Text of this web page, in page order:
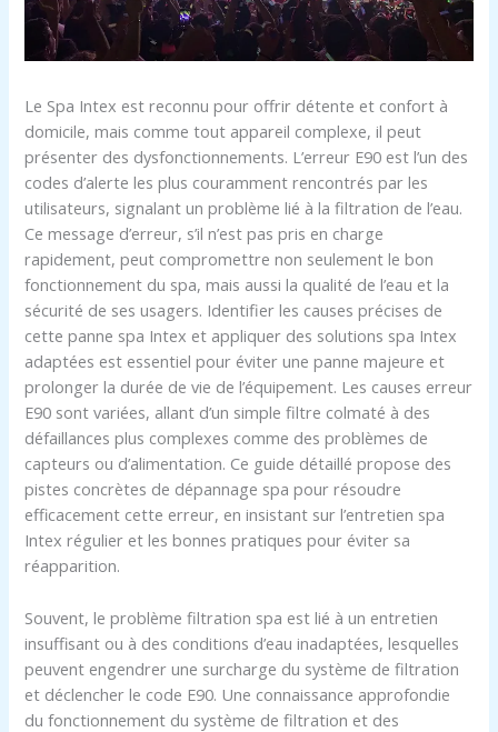
Le Spa Intex est reconnu pour offrir détente et confort à
domicile, mais comme tout appareil complexe, il peut
présenter des dysfonctionnements. L’erreur E90 est l’un des
codes d’alerte les plus couramment rencontrés par les
utilisateurs, signalant un problème lié à la filtration de l’eau.
Ce message d’erreur, s’il n’est pas pris en charge
rapidement, peut compromettre non seulement le bon
fonctionnement du spa, mais aussi la qualité de l’eau et la
sécurité de ses usagers. Identifier les causes précises de
cette panne spa Intex et appliquer des solutions spa Intex
adaptées est essentiel pour éviter une panne majeure et
prolonger la durée de vie de l’équipement. Les causes erreur
E90 sont variées, allant d’un simple filtre colmaté à des
défaillances plus complexes comme des problèmes de
capteurs ou d’alimentation. Ce guide détaillé propose des
pistes concrètes de dépannage spa pour résoudre
efficacement cette erreur, en insistant sur l’entretien spa
Intex régulier et les bonnes pratiques pour éviter sa
réapparition.
Souvent, le problème filtration spa est lié à un entretien
insuffisant ou à des conditions d’eau inadaptées, lesquelles
peuvent engendrer une surcharge du système de filtration
et déclencher le code E90. Une connaissance approfondie
du fonctionnement du système de filtration et des